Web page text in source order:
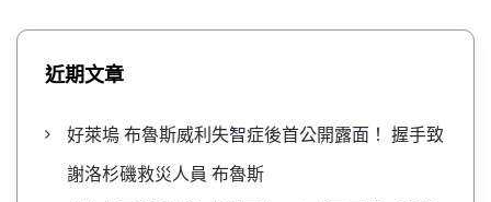
近期文章
好萊塢 布魯斯威利失智症後首公開露面！ 握手致
謝洛杉磯救災人員 布魯斯